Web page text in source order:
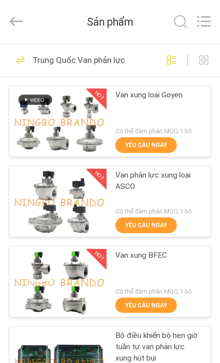
NHÀ
SẢN
PHẨM
CHÚNG
TÔI
CHUYẾN
THAM
QUAN
NHÀ
KIỂM
SOÁT
CHẤT
LƯỢNG
Brando
Hardware
All
Reserved.
Xi lanh khí nén Van
228
Van xung khí nén
43
Khí nén Solenoid
Valve
Sản phẩm
Trung Quốc Van phản lực
HOT Van xung loại Goyen
Có thể đàm phán MOQ:1 bộ
YÊU CẦU NGAY
HOT
Van phản lực xung loại
ASCO
Có thể đàm phán MOQ:1 bộ
YÊU CẦU NGAY
HOT Van xung BFEC
Có thể đàm phán MOQ:1 bộ
YÊU CẦU NGAY
Bộ điều khiển bộ hẹn giờ
tuần tự van phản lực
xung hút bụi